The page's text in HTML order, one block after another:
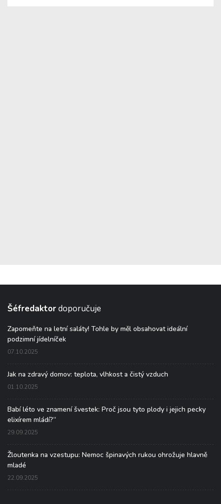
Šéfredaktordoporučuje
Zapomeňte na letní saláty! Tohle by měl obsahovat ideální
podzimní jídelníček
07.10.2025
Jak na zdravý domov: teplota, vlhkost a čistý vzduch
01.10.2025
Babí léto ve znamení švestek: Proč jsou tyto plody i jejich pecky
elixírem mládí?“
29.09.2025
Žloutenka na vzestupu: Nemoc špinavých rukou ohrožuje hlavně
mladé
22.09.2025